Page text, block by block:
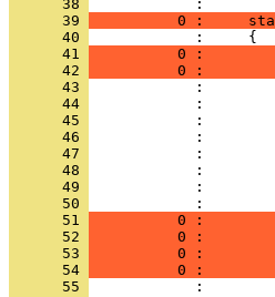
      38
      39
0 :
      40
      41
0 :
      42
0 :
      43
      44
      45
      46
      47
      48
      49
      50
      51
0 :
      52
0 :
      53
0 :
      54
0 :
      55